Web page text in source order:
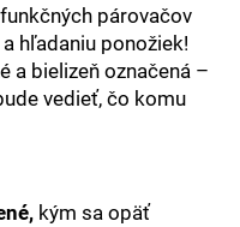
párovačov
hľadaniu ponožiek!
a bielizeň označená –
vedieť, čo komu
kým sa opäť